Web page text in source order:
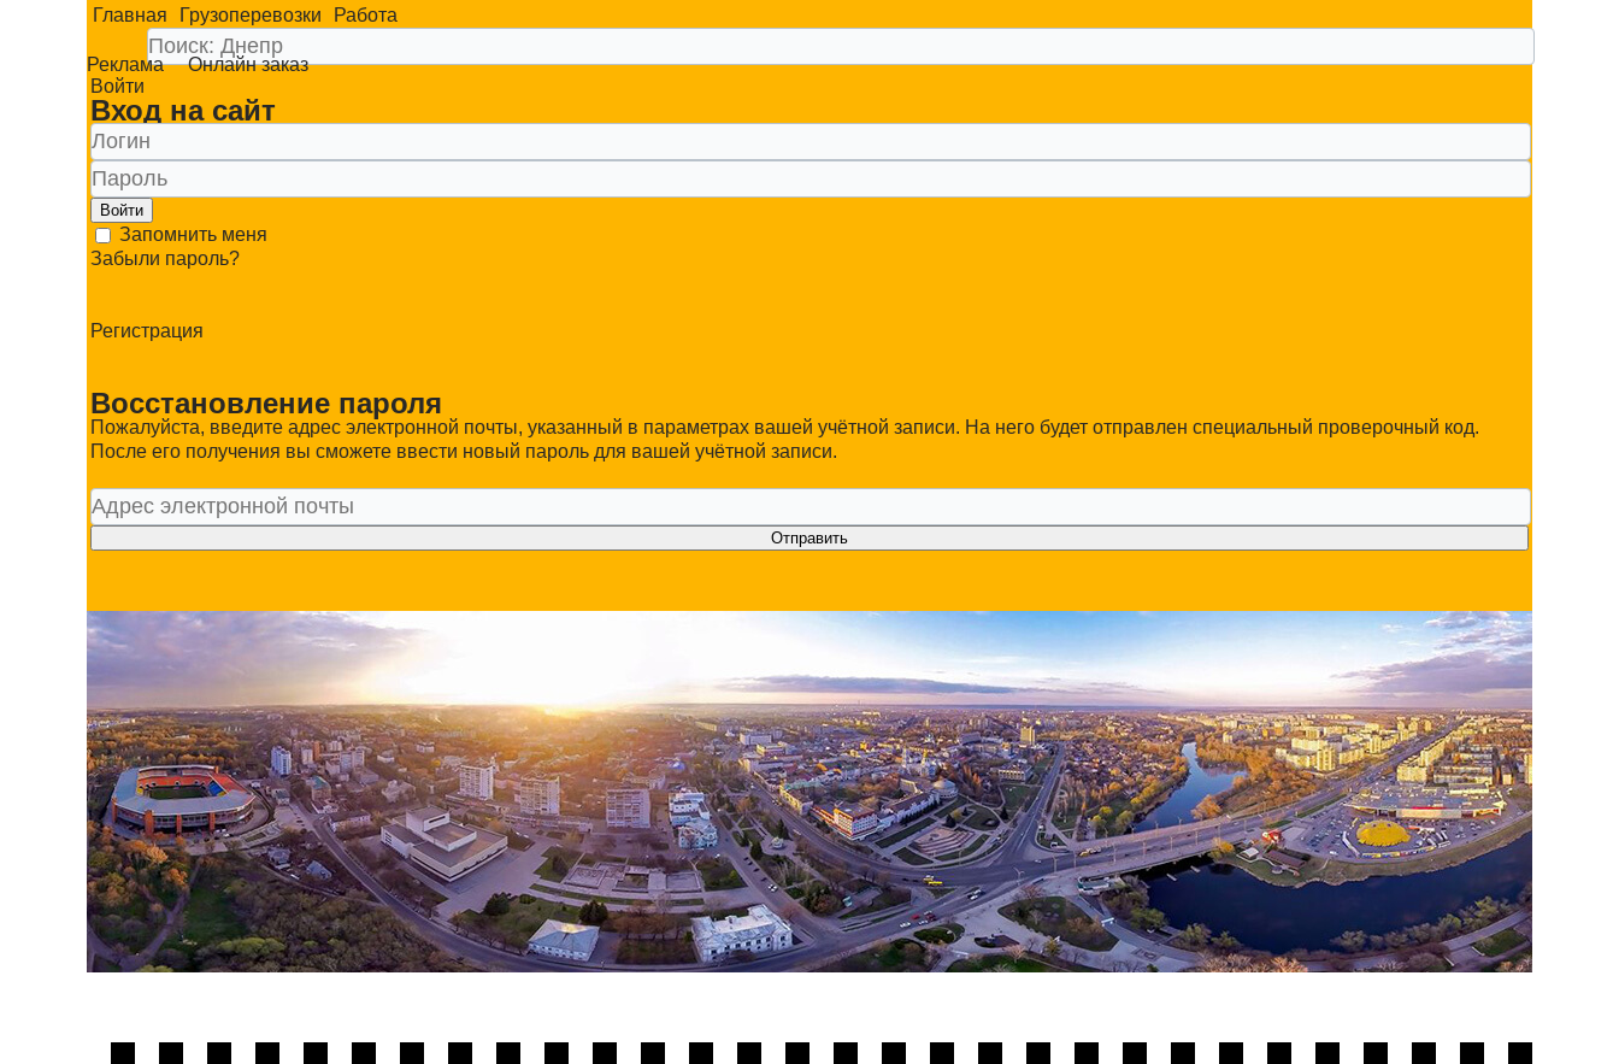
Главная Грузоперевозки Работа
Реклама
Онлайн заказ
Войти
Вход на сайт
Войти
Запомнить меня
Забыли пароль?
Регистрация
Восстановление пароля
Пожалуйста, введите адрес электронной почты, указанный в параметрах вашей учётной записи. На него будет отправлен специальный проверочный код.
После его получения вы сможете ввести новый пароль для вашей учётной записи.
Отправить